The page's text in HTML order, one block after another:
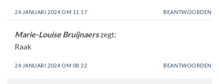
24 JANUARI 2024 OM 11:17 BEANTWOORDEN
Marie-Louise Bruijnaerszegt:
Raak
24 JANUARI 2024 OM 08:22 BEANTWOORDEN